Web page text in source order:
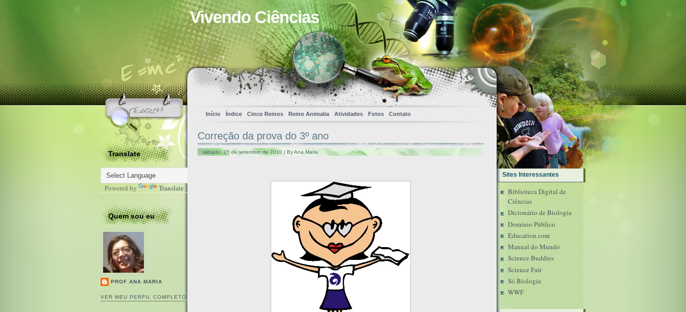
Vivendo Ciências
Início Índice Cinco Reinos Reino Animalia Atividades Fotos Contato
Translate
Powered by Translate
Quem sou eu
PROF ANA MARIA
VER MEU PERFIL COMPLETO
Correção da prova do 3º ano
sábado, 25 de setembro de 2010 | By Ana Maria
Sites Interessantes
Biblioteca Digital de
Ciências
Dicionário de Biologia
Domínio Público
Education.com
Manual do Mundo
Science Buddies
Science Fair
Só Biologia
WWF